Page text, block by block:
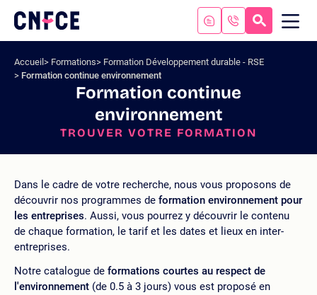
contenu
Logo
site
Accueil Formations
Formation Développement durable - RSE
Formation continue environnement
Formation continue
environnement
TROUVER VOTRE FORMATION
Dans le cadre de votre recherche, nous vous proposons de
découvrir nos programmes de formation environnement pour
les entreprises. Aussi, vous pourrez y découvrir le contenu
de chaque formation, le tarif et les dates et lieux en inter-
entreprises.
Notre catalogue de formations courtes au respect de
l'environnement (de 0.5 à 3 jours) vous est proposé en